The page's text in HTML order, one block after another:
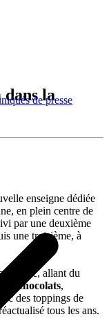
de presse
la
enseigne dédiée
en plein centre de
par une deuxième
une troisième, à
en vrac, allant du
chocolats,
des toppings de
tous les ans.